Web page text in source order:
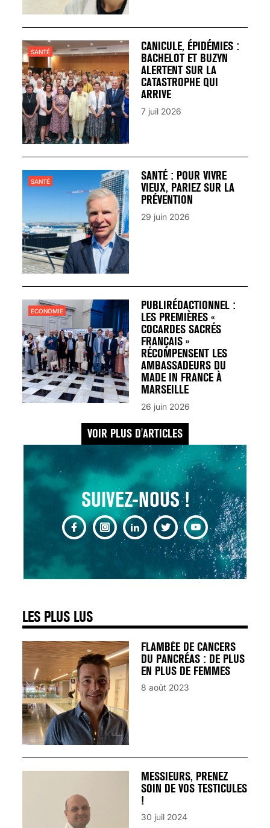
CANICULE, ÉPIDÉMIES :
BACHELOT ET BUZYN
ALERTENT SUR LA
CATASTROPHE QUI
ARRIVE
SANTÉ
7 juil 2026
SANTÉ : POUR VIVRE
VIEUX, PARIEZ SUR LA
PRÉVENTION
SANTÉ
29 juin 2026
PUBLIRÉDACTIONNEL :
LES PREMIÈRES «
COCARDES SACRÉS
FRANÇAIS »
RÉCOMPENSENT LES
AMBASSADEURS DU
MADE IN FRANCE À
MARSEILLE
ECONOMIE
26 juin 2026
VOIR PLUS D'ARTICLES
SUIVEZ-NOUS !
LES PLUS LUS
30 mai 2023
SCANNER, IRM, RADIO,
POUR TOUTES LES
MALADIES
18 juil 2022
INSUFFISANCE
CARDIAQUE : LES
SIGNAUX D’ALERTE
AVANT… LA MORT
25 août 2024
FLAMBÉE DE CANCERS
DU PANCRÉAS : DE PLUS
EN PLUS DE FEMMES
8 août 2023
MESSIEURS, PRENEZ
SOIN DE VOS TESTICULES
!
30 juil 2024